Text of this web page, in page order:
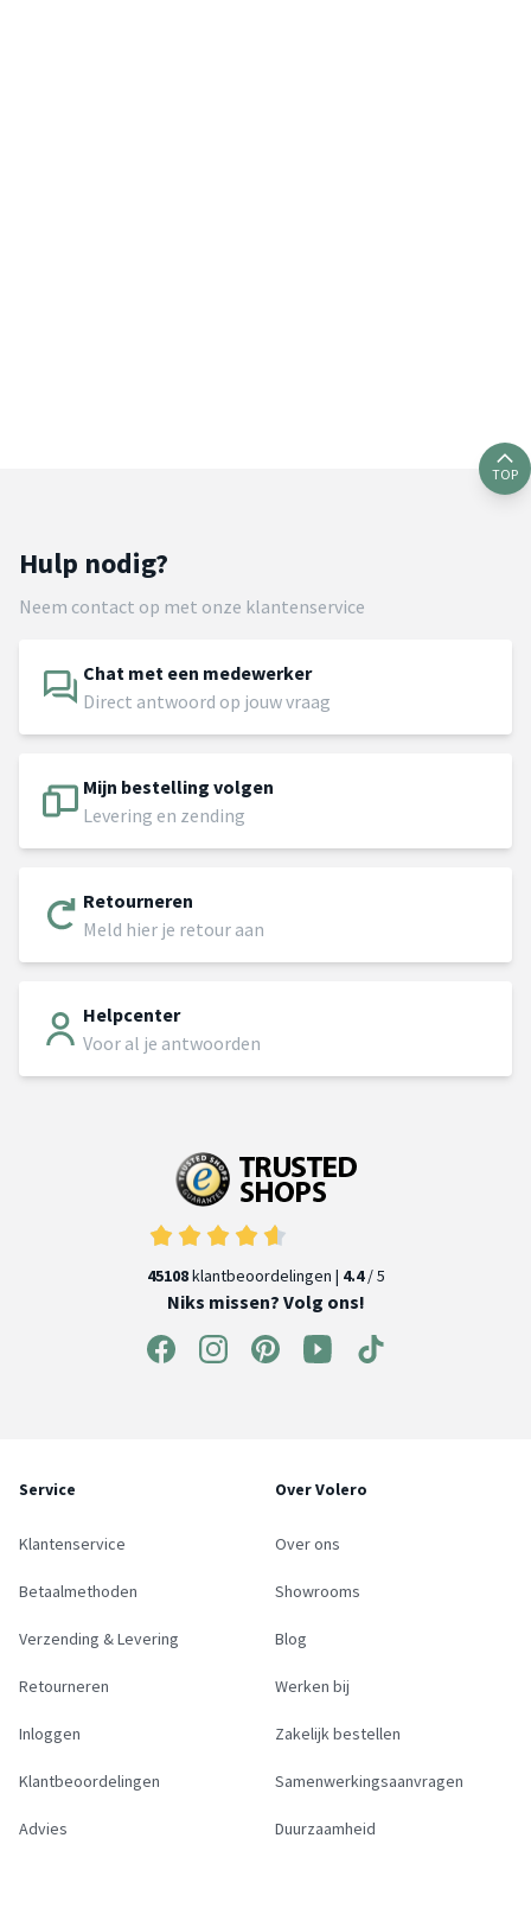
TOP
Hulp nodig?
Neem contact op met onze klantenservice
Chat met een medewerker
Direct antwoord op jouw vraag
Mijn bestelling volgen
Levering en zending
Retourneren
Meld hier je retour aan
Helpcenter
Voor al je antwoorden
45108klantbeoordelingen | 4.4/ 5
Niks missen? Volg ons!
Service
Klantenservice
Betaalmethoden
Verzending & Levering
Retourneren
Inloggen
Klantbeoordelingen
Advies
Over Volero
Over ons
Showrooms
Blog
Werken bij
Zakelijk bestellen
Samenwerkingsaanvragen
Duurzaamheid